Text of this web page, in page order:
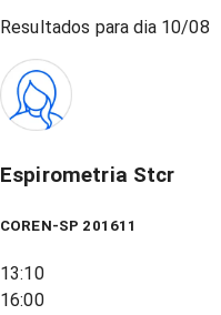
Resultados para dia 10/08
Espirometria Stcr
COREN-SP 201611
13:10
16:00